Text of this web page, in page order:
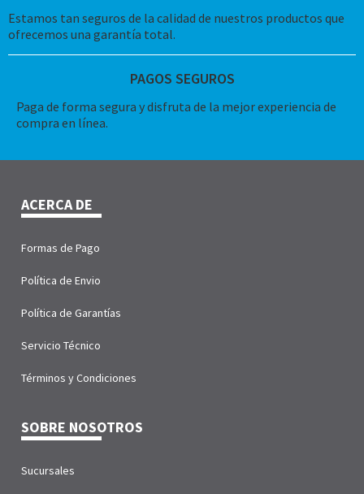
Estamos tan seguros de la calidad de nuestros productos que
ofrecemos una garantía total.
PAGOS SEGUROS
Paga de forma segura y disfruta de la mejor experiencia de
compra en línea.
ACERCA DE
Formas de Pago
Política de Envio
Política de Garantías
Servicio Técnico
Términos y Condiciones
SOBRE NOSOTROS
Sucursales